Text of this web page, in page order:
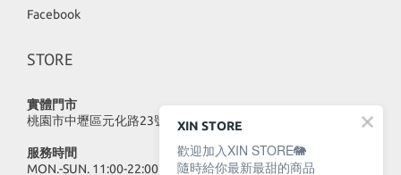
Facebook
STORE
實體門市
桃園市中壢區元化路23號
服務時間
MON.-SUN. 11:00-22:00
XIN STORE
歡迎加入XIN STORE🐘
隨時給你最新最甜的商品